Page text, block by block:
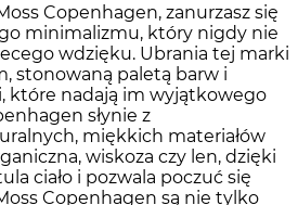
Copenhagen, zanurzasz się
minimalizmu, który nigdy nie
wdzięku. Ubrania tej marki
stonowaną paletą barw i
które nadają im wyjątkowego
słynie z
miękkich materiałów
wiskoza czy len, dzięki
ciało i pozwala poczuć się
Copenhagen są nie tylko